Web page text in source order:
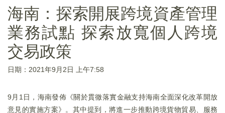
海南：探索開展跨境資產管理
業務試點 探索放寬個人跨境
交易政策
日期：2021年9月2日 上午7:58
9月1日，海南發佈《關於貫徹落實金融支持海南全面深化改革開放
意見的實施方案》。其中提到，將進一步推動跨境貨物貿易、服務